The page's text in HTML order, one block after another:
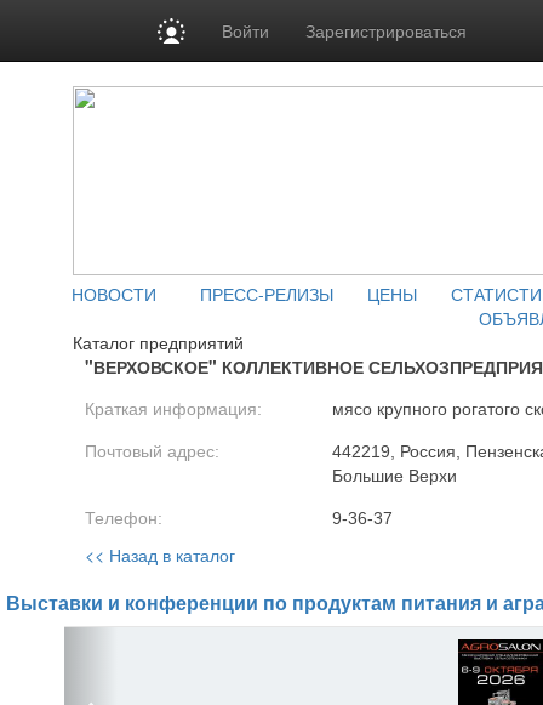
Войти Зарегистрироваться
НОВОСТИ ПРЕСС-РЕЛИЗЫ ЦЕНЫ
Каталог предприятий
"ВЕРХОВСКОЕ" КОЛЛЕКТИВНОЕ
Краткая информация: мясо крупного рогатого
Почтовый адрес:
442219, Россия,
Большие Верхи
Телефон: 9-36-37
<< Назад в каталог
Выставки и конференции по продуктам питания и